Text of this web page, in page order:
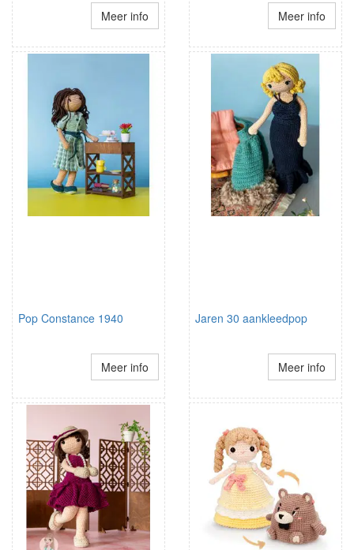
Meer info Meer info
Pop Constance 1940
Meer info
Jaren 30 aankleedpop
Meer info